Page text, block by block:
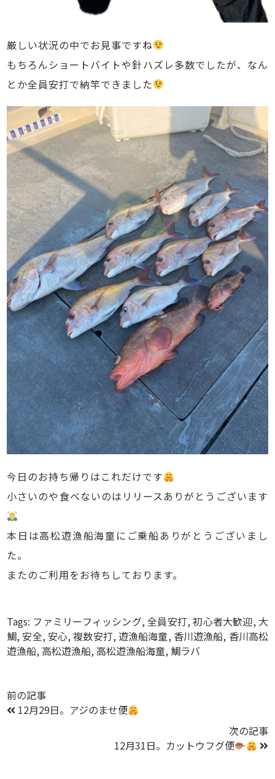
厳しい状況の中でお見事ですね
もちろんショートバイトや針ハズレ多数でしたが、なん
とか全員安打で納竿できました
今日のお持ち帰りはこれだけです
小さいのや食べないのはリリースありがとうございます
本日は高松遊漁船海童にご乗船ありがとうございまし
た。
またのご利用をお待ちしております。
Tags: ファミリーフィッシング,全員安打,初心者大歓迎, 大
鯛, 安全, 安心,複数安打, 遊漁船海童, 香川遊漁船, 香川高松
遊漁船,高松遊漁船,高松遊漁船海童, 鯛ラバ
前の記事
12月29日。アジのませ便
次の記事
12月31日。カットウフグ便